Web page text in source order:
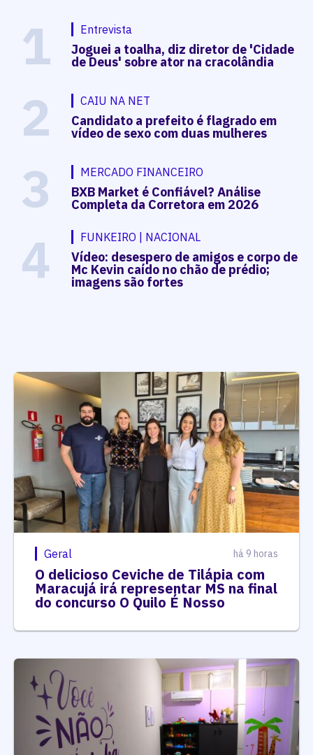
1 Entrevista
Joguei a toalha, diz diretor de 'Cidade
de Deus' sobre ator na cracolândia
2 CAIU NA NET
Candidato a prefeito é flagrado em
vídeo de sexo com duas mulheres
3 MERCADO FINANCEIRO
BXB Market é Confiável? Análise
Completa da Corretora em 2026
4 FUNKEIRO | NACIONAL
Vídeo: desespero de amigos e corpo de
Mc Kevin caído no chão de prédio;
imagens são fortes
Geral há 9 horas
O delicioso Ceviche de Tilápia com
Maracujá irá representar MS na final
do concurso O Quilo É Nosso